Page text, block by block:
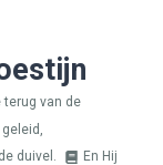
terug van de
duivel.
En Hij